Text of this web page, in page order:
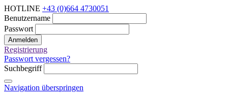
HOTLINE +43 (0)664 4730051
Benutzername
Passwort
Anmelden
Registrierung
Passwort vergessen?
Suchbegriff
Navigation überspringen